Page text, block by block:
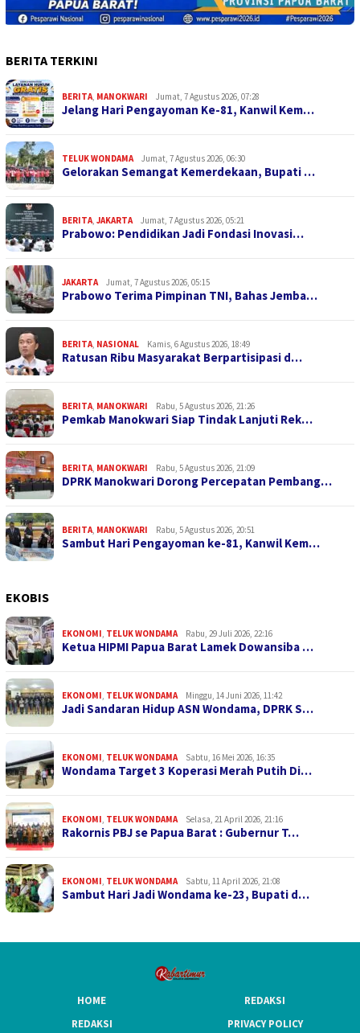
BERITA TERKINI
BERITA, MANOKWARI Jumat, 7 Agustus 2026, 07:28
Jelang Hari Pengayoman Ke-81, Kanwil Kem…
TELUK WONDAMA Jumat, 7 Agustus 2026, 06:30
Gelorakan Semangat Kemerdekaan, Bupati …
BERITA, JAKARTA Jumat, 7 Agustus 2026, 05:21
Prabowo: Pendidikan Jadi Fondasi Inovasi…
JAKARTA Jumat, 7 Agustus 2026, 05:15
Prabowo Terima Pimpinan TNI, Bahas Jemba…
BERITA, NASIONAL Kamis, 6 Agustus 2026, 18:49
Ratusan Ribu Masyarakat Berpartisipasi d…
BERITA, MANOKWARI Rabu, 5 Agustus 2026, 21:26
Pemkab Manokwari Siap Tindak Lanjuti Rek…
BERITA, MANOKWARI Rabu, 5 Agustus 2026, 21:09
DPRK Manokwari Dorong Percepatan Pembang…
BERITA, MANOKWARI Rabu, 5 Agustus 2026, 20:51
Sambut Hari Pengayoman ke-81, Kanwil Kem…
EKOBIS
EKONOMI, TELUK WONDAMA Rabu, 29 Juli 2026, 22:16
Ketua HIPMI Papua Barat Lamek Dowansiba …
EKONOMI, TELUK WONDAMA Minggu, 14 Juni 2026, 11:42
Jadi Sandaran Hidup ASN Wondama, DPRK S…
EKONOMI, TELUK WONDAMA Sabtu, 16 Mei 2026, 16:35
Wondama Target 3 Koperasi Merah Putih Di…
EKONOMI, TELUK WONDAMA Selasa, 21 April 2026, 21:16
Rakornis PBJ se Papua Barat : Gubernur T…
EKONOMI, TELUK WONDAMA Sabtu, 11 April 2026, 21:08
Sambut Hari Jadi Wondama ke-23, Bupati d…
HOME
REDAKSI
REDAKSI
PRIVACY POLICY